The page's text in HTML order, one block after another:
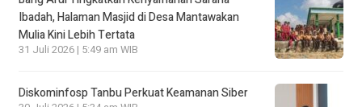
Ibadah, Halaman Masjid di Desa Mantawakan
Mulia Kini Lebih Tertata
31 Juli 2026 | 5:49 am WIB
Diskominfosp Tanbu Perkuat Keamanan Siber